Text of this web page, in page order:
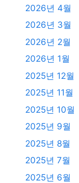
2026년 4월
2026년 3월
2026년 2월
2026년 1월
2025년 12월
2025년 11월
2025년 10월
2025년 9월
2025년 8월
2025년 7월
2025년 6월